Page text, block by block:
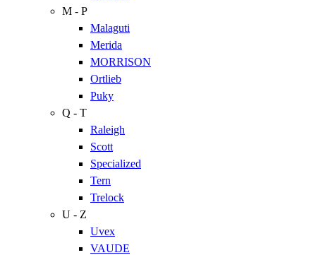
M - P
Malaguti
Merida
MORRISON
Ortlieb
Puky
Q - T
Raleigh
Scott
Specialized
Tern
Trelock
U - Z
Uvex
VAUDE